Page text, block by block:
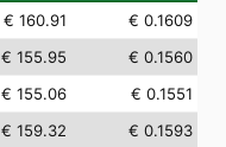
€ 160.91
€ 0.1609
€ 155.95
€ 0.1560
€ 155.06
€ 0.1551
€ 159.32
€ 0.1593